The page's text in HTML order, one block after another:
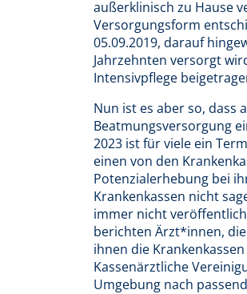
außerklinisch zu Hause
Versorgungsform
05.09.2019, darauf
Jahrzehnten versorgt
Intensivpflege
Nun ist es aber so, dass
Beatmungsversorgung
2023 ist für viele ein
einen von den
Potenzialerhebung bei
Krankenkassen nicht
immer nicht
berichten Ärzt*innen,
ihnen die
Kassenärztliche
Umgebung nach